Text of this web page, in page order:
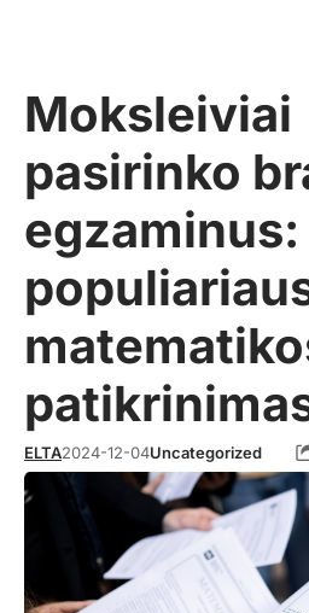
Moksleiviai
pasirinko
egzaminus:
ELTA2024-12-04Uncategorized